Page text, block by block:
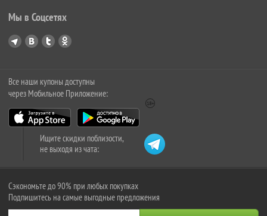
Мы в Соцсетях
Все наши купоны доступны
через Мобильное Приложение:
Ищите скидки поблизости,
не выходя из чата:
Сэкономьте до 90% при любых покупках
Подпишитесь на самые выгодные предложения